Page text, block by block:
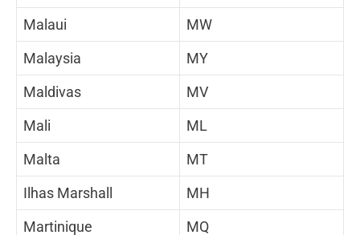
Malaui
MW
Malaysia
MY
Maldivas
MV
Mali
ML
Malta
MT
Ilhas Marshall
MH
Martinique
MQ